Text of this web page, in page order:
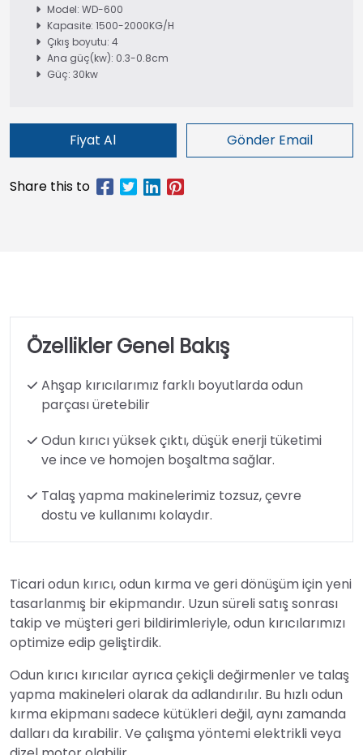
Model: WD-600
Kapasite: 1500-2000KG/H
Çıkış boyutu: 4
Ana güç(kw): 0.3-0.8cm
Güç: 30kw
Fiyat Al Gönder Email
Özellikler Genel Bakış
Ahşap kırıcılarımız farklı boyutlarda odun
parçası üretebilir
Odun kırıcı yüksek çıktı, düşük enerji tüketimi
ve ince ve homojen boşaltma sağlar.
Talaş yapma makinelerimiz tozsuz, çevre
dostu ve kullanımı kolaydır.
Ticari odun kırıcı, odun kırma ve geri dönüşüm için yeni
tasarlanmış bir ekipmandır. Uzun süreli satış sonrası
takip ve müşteri geri bildirimleriyle, odun kırıcılarımızı
optimize edip geliştirdik.
Odun kırıcı kırıcılar ayrıca çekiçli değirmenler ve talaş
yapma makineleri olarak da adlandırılır. Bu hızlı odun
kırma ekipmanı sadece kütükleri değil, aynı zamanda
dalları da kırabilir. Ve çalışma yöntemi elektrikli veya